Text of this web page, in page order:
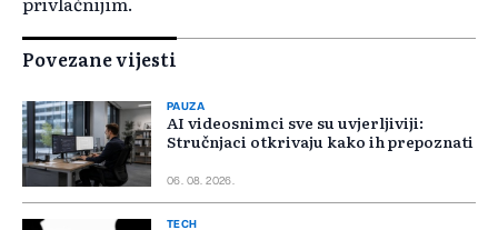
Povezane vijesti
PAUZA
AI videosnimci sve su uvjerljiviji:
Stručnjaci otkrivaju kako ih prepoznati
06. 08. 2026.
TECH